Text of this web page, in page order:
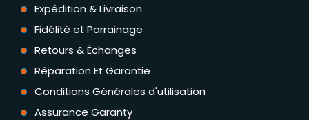
Expédition & Livraison
Fidélité et Parrainage
Retours & Échanges
Réparation Et Garantie
Conditions Générales d'utilisation
Assurance Garanty